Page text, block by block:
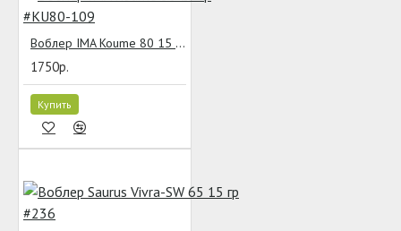
Воблер IMA Koume 80 15 гр #KU80-109
1750р.
Купить